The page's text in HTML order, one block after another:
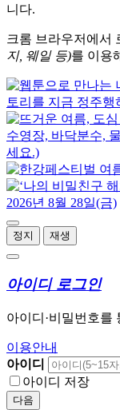
니다.
크롬 브라우저에서
지, 웨일 등)를 이용
정지 재생
아이디 로그인
아이디·비밀번호를
이용안내
아이디
아이디 저장
다음